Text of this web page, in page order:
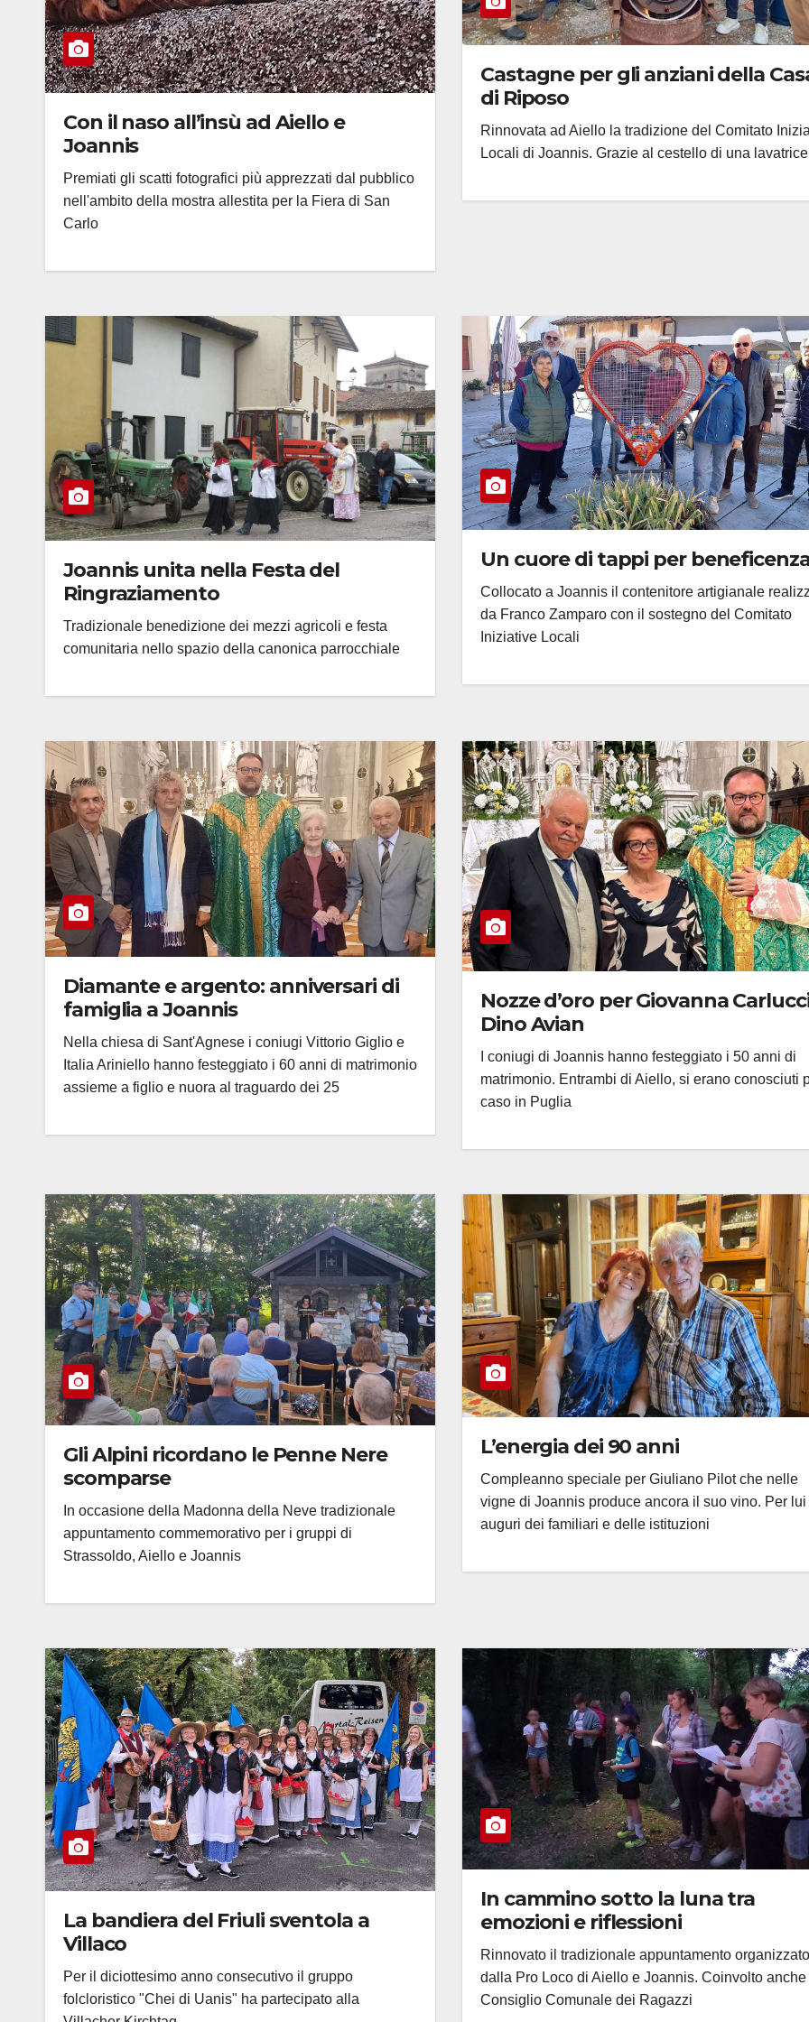
Con il naso all’insù ad Aiello e
Joannis
Premiati gli scatti fotografici più apprezzati dal pubblico
nell'ambito della mostra allestita per la Fiera di San
Carlo
Castagne per gli anziani della
di Riposo
Rinnovata ad Aiello la tradizione del Comitato
Locali di Joannis. Grazie al cestello di una
Joannis unita nella Festa del
Ringraziamento
Tradizionale benedizione dei mezzi agricoli e festa
comunitaria nello spazio della canonica parrocchiale
Un cuore di tappi per
Collocato a Joannis il contenitore artigianale
da Franco Zamparo con il sostegno del Comitato
Iniziative Locali
Diamante e argento: anniversari di
famiglia a Joannis
Nella chiesa di Sant'Agnese i coniugi Vittorio Giglio e
Italia Ariniello hanno festeggiato i 60 anni di matrimonio
assieme a figlio e nuora al traguardo dei 25
Nozze d’oro per Giovanna
Dino Avian
I coniugi di Joannis hanno festeggiato i 50 anni di
matrimonio. Entrambi di Aiello, si erano conosciuti
caso in Puglia
Gli Alpini ricordano le Penne Nere
scomparse
In occasione della Madonna della Neve tradizionale
appuntamento commemorativo per i gruppi di
Strassoldo, Aiello e Joannis
L’energia dei 90 anni
Compleanno speciale per Giuliano Pilot che nelle
vigne di Joannis produce ancora il suo vino. Per
auguri dei familiari e delle istituzioni
La bandiera del Friuli sventola a
Villaco
Per il diciottesimo anno consecutivo il gruppo
folcloristico "Chei di Uanis" ha partecipato alla
In cammino sotto la luna tra
emozioni e riflessioni
Rinnovato il tradizionale appuntamento organizzato
dalla Pro Loco di Aiello e Joannis. Coinvolto
Consiglio Comunale dei Ragazzi